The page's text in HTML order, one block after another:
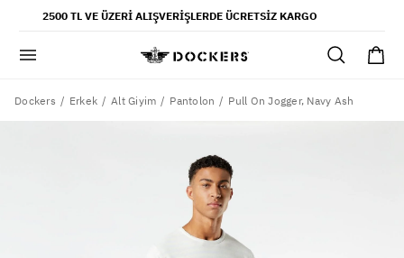
2500 TL VE ÜZERI ALIŞVERIŞLERDE ÜCRETSIZ KARGO
gömlek
şort
Dockers Erkek Alt Giyim Pantolon Pull On Jogger, Navy Ash